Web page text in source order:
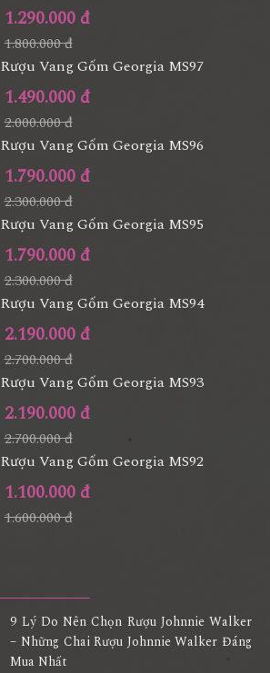
1.290.000 đ
1.800.000 đ
Rượu Vang Gốm Georgia MS97
1.490.000 đ
2.000.000 đ
Rượu Vang Gốm Georgia MS96
1.790.000 đ
2.300.000 đ
Rượu Vang Gốm Georgia MS95
1.790.000 đ
2.300.000 đ
Rượu Vang Gốm Georgia MS94
2.190.000 đ
2.700.000 đ
Rượu Vang Gốm Georgia MS93
2.190.000 đ
2.700.000 đ
Rượu Vang Gốm Georgia MS92
1.100.000 đ
1.600.000 đ
9 Lý Do Nên Chọn Rượu Johnnie Walker
– Những Chai Rượu Johnnie Walker Đáng
Mua Nhất